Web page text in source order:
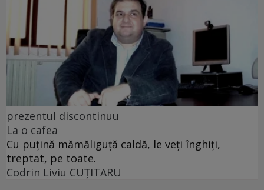
prezentul discontinuu
La o cafea
Cu puţină mămăliguţă caldă, le veţi înghiţi,
treptat, pe toate.
Codrin Liviu CUŢITARU